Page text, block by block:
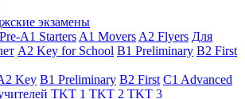
экзамены
Pre-A1 Starters A1 Movers A2 Flyers Для
A2 Key for School B1 Preliminary B2 First
Key B1 Preliminary B2 First C1 Advanced
TKT 1 TKT 2 TKT 3